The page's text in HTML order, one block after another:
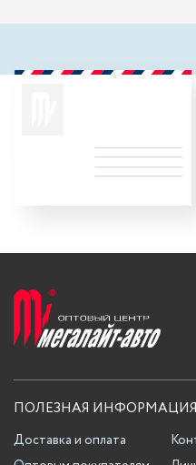
ПОЛЕЗНАЯ
Доставка и оплата